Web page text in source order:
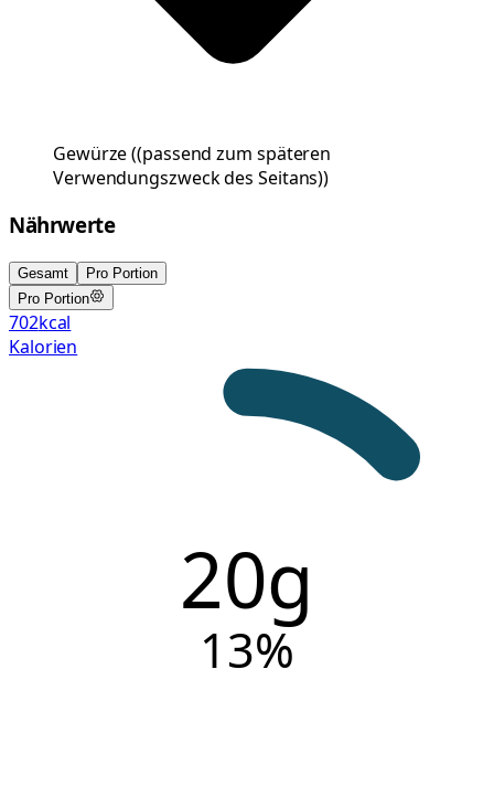
Gewürze((passend zum späteren
Verwendungszweck des Seitans))
Nährwerte
Gesamt
Pro Portion
Pro Portion
702kcal
Kalorien
20g
13%